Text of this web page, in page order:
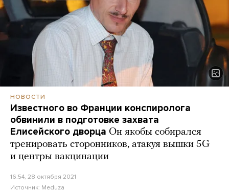
НОВОСТИ
Известного во Франции конспиролога
обвинили в подготовке захвата
Елисейского дворца Он якобы собирался
тренировать сторонников, атакуя вышки 5G
и центры вакцинации
16:54, 28 октября 2021
Источник: Meduza